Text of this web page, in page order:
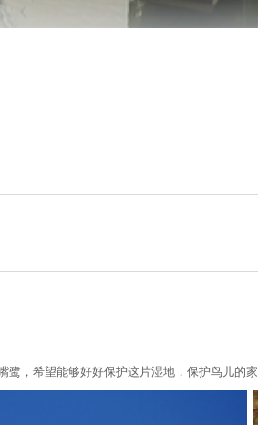
鹭，希望能够好好保护这片湿地，保护鸟儿的家